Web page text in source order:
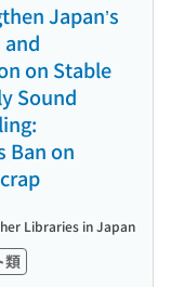
Japan’s
and
on Stable
Sound
Ban on
類
Libraries in Japan